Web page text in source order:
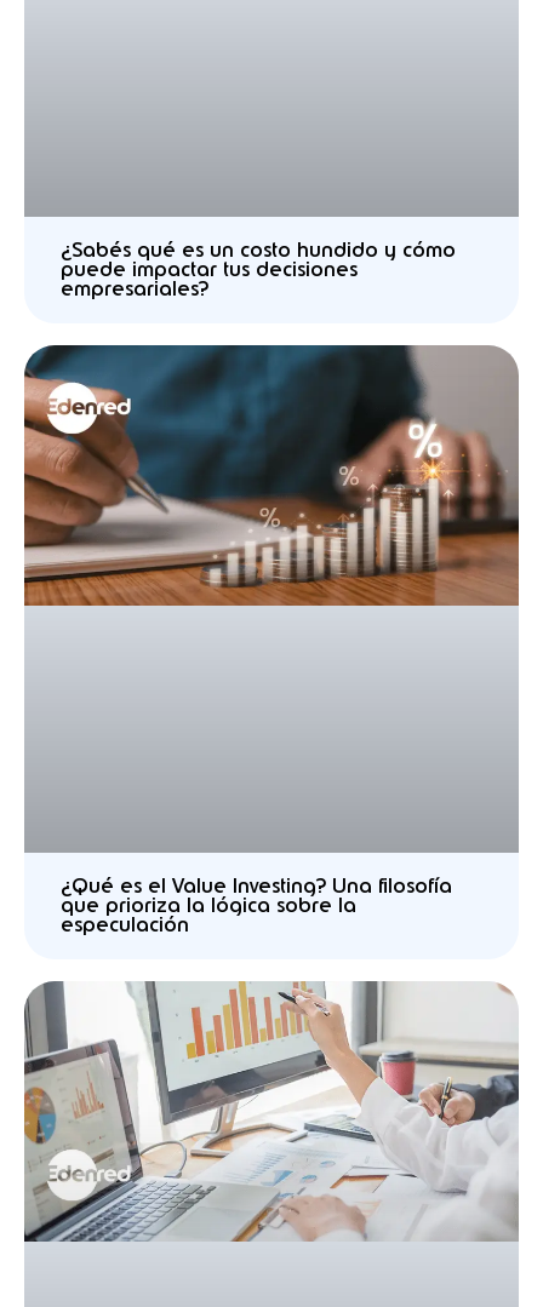
¿Sabés qué es un costo hundido y cómo
puede impactar tus decisiones
empresariales?
¿Qué es el Value Investing? Una filosofía
que prioriza la lógica sobre la
especulación